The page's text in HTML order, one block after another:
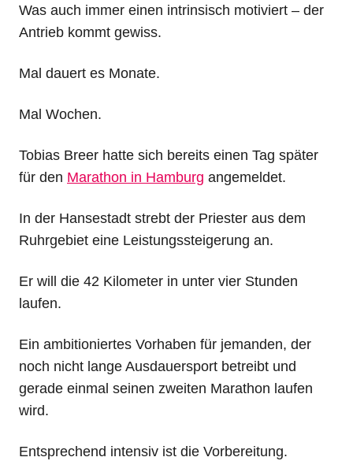
Was auch immer einen intrinsisch motiviert – der
Antrieb kommt gewiss.
Mal dauert es Monate.
Mal Wochen.
Tobias Breer hatte sich bereits einen Tag später
für den Marathon in Hamburg angemeldet.
In der Hansestadt strebt der Priester aus dem
Ruhrgebiet eine Leistungssteigerung an.
Er will die 42 Kilometer in unter vier Stunden
laufen.
Ein ambitioniertes Vorhaben für jemanden, der
noch nicht lange Ausdauersport betreibt und
gerade einmal seinen zweiten Marathon laufen
wird.
Entsprechend intensiv ist die Vorbereitung.